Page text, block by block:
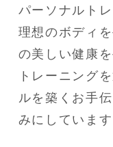
パーソナルト
理想のボディ
の美しい健康
トレーニング
ルを築くお手
みにしています